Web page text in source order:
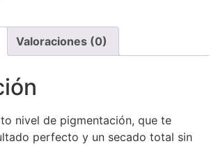
Valoraciones (0)
nivel de pigmentación, que te
perfecto y un secado total sin